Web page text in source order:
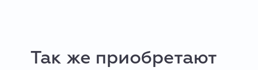
Так же приобретают